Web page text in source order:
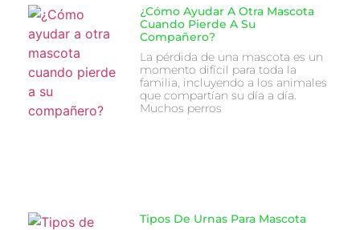
¿Cómo Ayudar A Otra Mascota
Cuando Pierde A Su
Compañero?
La pérdida de una mascota es un
momento difícil para toda la
familia, incluyendo a los animales
que compartían su día a día.
Muchos perros
Tipos De Urnas Para Mascota